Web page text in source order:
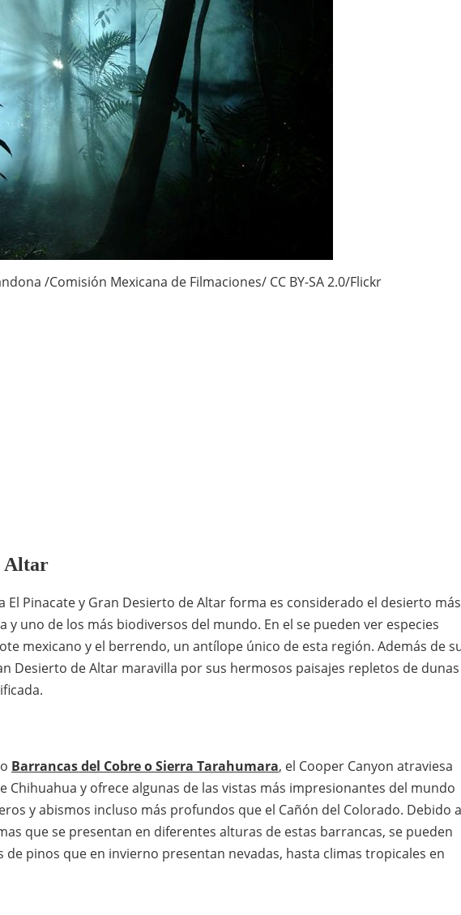
/Comisión Mexicana de Filmaciones/ CC BY-SA 2.0/Flickr
Altar
El Pinacate y Gran Desierto de Altar forma es considerado el desierto más
y uno de los más biodiversos del mundo. En el se pueden ver especies
mexicano y el berrendo, un antílope único de esta región. Además de
Desierto de Altar maravilla por sus hermosos paisajes repletos de dunas
Barrancas del Cobre o Sierra Tarahumara, el Cooper Canyon atraviesa
Chihuahua y ofrece algunas de las vistas más impresionantes del mundo
y abismos incluso más profundos que el Cañón del Colorado. Debido a
que se presentan en diferentes alturas de estas barrancas, se pueden
de pinos que en invierno presentan nevadas, hasta climas tropicales en